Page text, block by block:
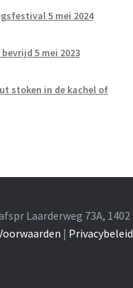
5 mei 2024
5 mei 2023
stoken in de kachel of
Laarderweg 73A,
| Privacybeleid